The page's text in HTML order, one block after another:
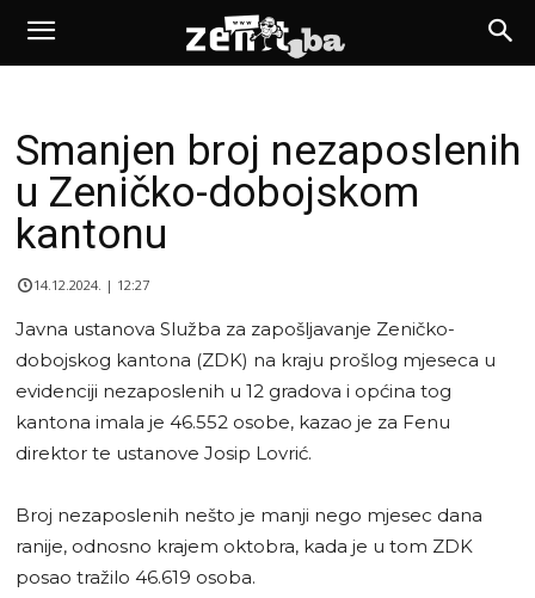
Smanjen broj nezaposlenih
u Zeničko-dobojskom
kantonu
14.12.2024. | 12:27
Javna ustanova Služba za zapošljavanje Zeničko-
dobojskog kantona (ZDK) na kraju prošlog mjeseca u
evidenciji nezaposlenih u 12 gradova i općina tog
kantona imala je 46.552 osobe, kazao je za Fenu
direktor te ustanove Josip Lovrić.
Broj nezaposlenih nešto je manji nego mjesec dana
ranije, odnosno krajem oktobra, kada je u tom ZDK
posao tražilo 46.619 osoba.